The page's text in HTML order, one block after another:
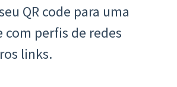
QR code para uma
com perfis de redes
links.